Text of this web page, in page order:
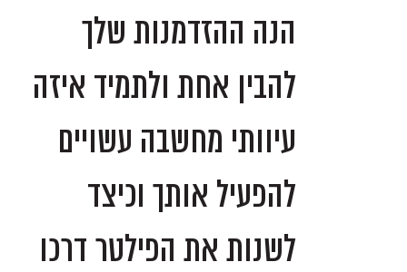
הנה ההזדמנות שלך
להבין אחת ולתמיד איזה
עיוותי מחשבה עשויים
להפעיל אותך וכיצד
לשנות את הפילטר דרכו